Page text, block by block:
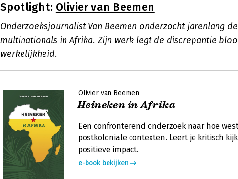
Spotlight: Olivier van Beemen
Onderzoeksjournalist Van Beemen onderzocht jarenlang
multinationals in Afrika. Zijn werk legt de discrepantie
werkelijkheid.
Olivier van Beemen
Heineken in Afrika
Een confronterend onderzoek naar hoe
postkoloniale contexten. Leert je kritisch
positieve impact.
e-book bekijken